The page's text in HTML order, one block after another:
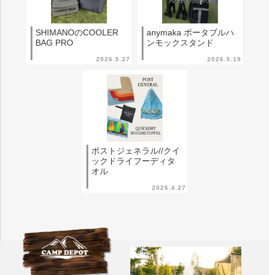
2026.5.27
SHIMANOのCOOLER
BAG PRO
2026.5.19
anymaka ポータブルハ
ンモックスタンド
2026.4.27
ポストジェネラル//クイ
ックドライフーディタ
オル